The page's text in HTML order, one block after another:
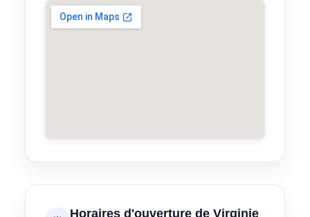
Horaires d'ouverture de Virginie